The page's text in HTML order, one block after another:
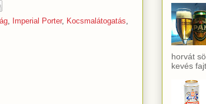
, Imperial Porter, Kocsmalátogatás,
horvát
kevés